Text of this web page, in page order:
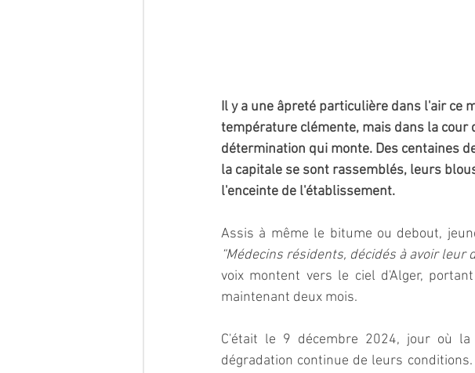
Il y a une âpreté particulière dans l'air ce
température clémente, mais dans la cour
détermination qui monte. Des centaines
la capitale se sont rassemblés, leurs
l'enceinte de l'établissement.
“Médecins résidents, décidés à avoir leur
voix montent vers le ciel d'Alger,
maintenant deux mois.
C'était le 9 décembre 2024, jour où
dégradation continue de leurs